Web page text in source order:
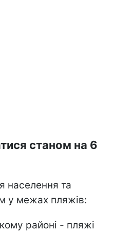
станом на 6
населення та
у межах пляжів:
районі - пляжі